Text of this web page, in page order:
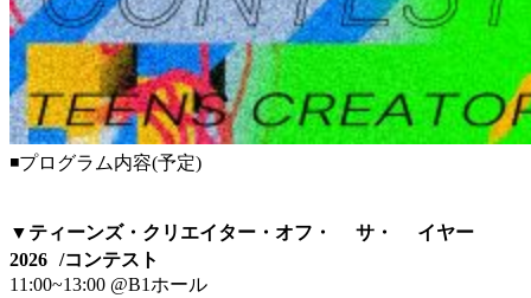
◾プログラム内容(予定)
▼ティーンズ・クリエイター・オフ・゙ サ・゙ イヤー
2026 /コンテスト
11:00~13:00 @B1ホール